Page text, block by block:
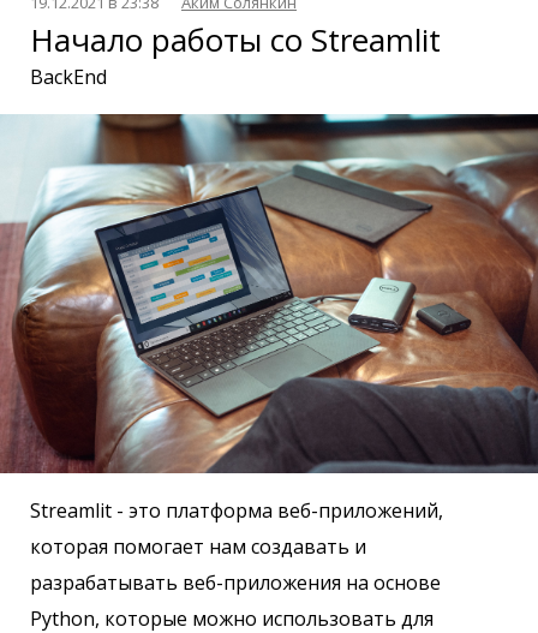
Начало работы со Streamlit
BackEnd
Streamlit - это платформа веб-приложений,
которая помогает нам создавать и
разрабатывать веб-приложения на основе
Python, которые можно использовать для